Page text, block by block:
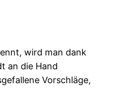
wird man dank
an die Hand
Vorschläge,